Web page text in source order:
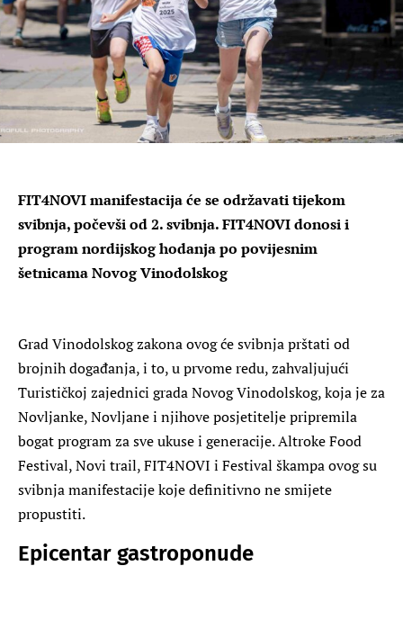
FIT4NOVI manifestacija će se održavati tijekom
svibnja, počevši od 2. svibnja. FIT4NOVI donosi i
program nordijskog hodanja po povijesnim
šetnicama Novog Vinodolskog
Grad Vinodolskog zakona ovog će svibnja prštati od
brojnih događanja, i to, u prvome redu, zahvaljujući
Turističkoj zajednici grada Novog Vinodolskog, koja je za
Novljanke, Novljane i njihove posjetitelje pripremila
bogat program za sve ukuse i generacije. Altroke Food
Festival, Novi trail, FIT4NOVI i Festival škampa ovog su
svibnja manifestacije koje definitivno ne smijete
propustiti.
Epicentar gastroponude